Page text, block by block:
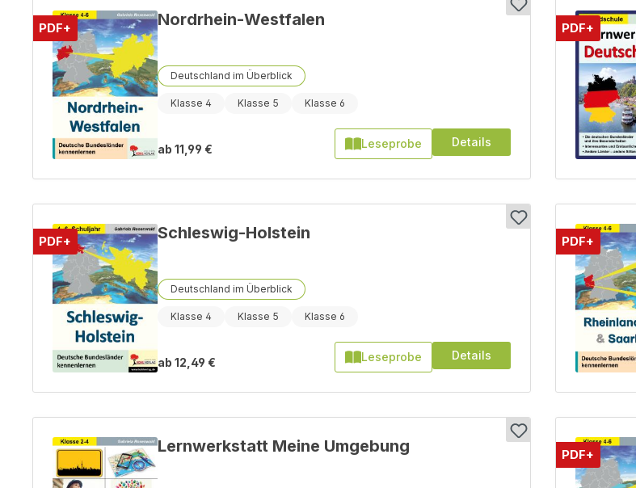
PDF+ Nordrhein-Westfalen
Deutschland im Überblick
Klasse 4 Klasse 5 Klasse 6
ab 11,99 € Leseprobe Details
PDF+
PDF+ Schleswig-Holstein
Deutschland im Überblick
Klasse 4 Klasse 5 Klasse 6
ab 12,49 € Leseprobe Details
PDF+
Lernwerkstatt Meine Umgebung PDF+